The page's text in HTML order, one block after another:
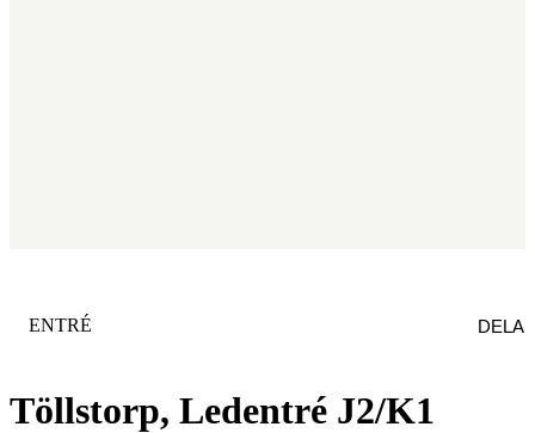
Töllstorp, Ledentré J2/K1
KATEGORI
ENTRÉ DELA